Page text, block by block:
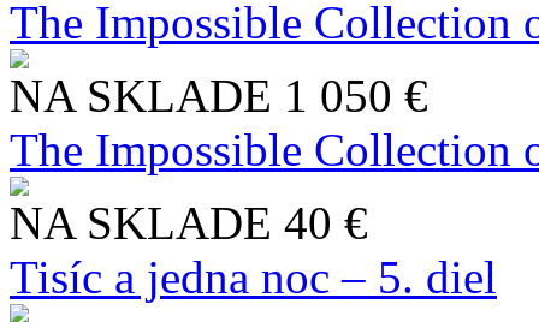
The Impossible Collection
NA SKLADE 1 050 €
The Impossible Collection
NA SKLADE 40 €
Tisíc a jedna noc – 5. diel